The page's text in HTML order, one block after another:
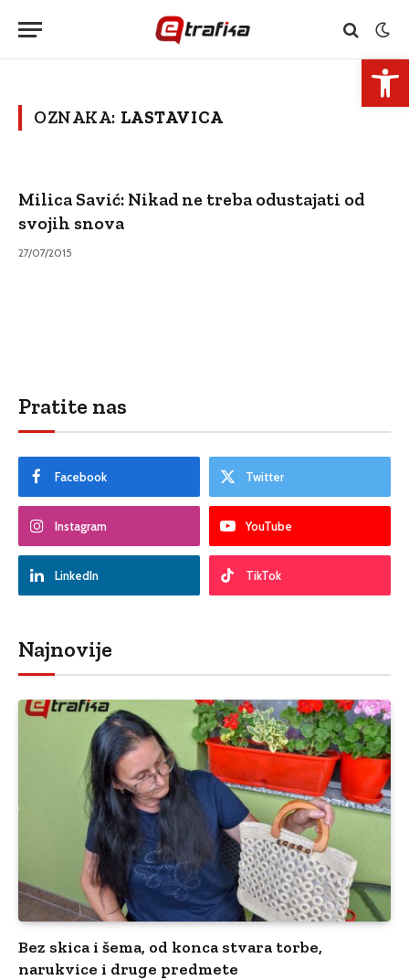
OZNAKA: LASTAVICA
Milica Savić: Nikad ne treba odustajati od
svojih snova
27/07/2015
Pratite nas
Facebook Twitter
Instagram YouTube
LinkedIn TikTok
Najnovije
Bez skica i šema, od konca stvara torbe,
narukvice i druge predmete